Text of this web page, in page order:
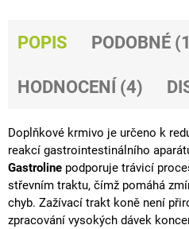
POPIS PODOBNÉ
HODNOCENÍ (4)
Doplňkové krmivo je určeno k
reakcí gastrointestinálního
Gastroline podporuje trávicí
střevním traktu, čímž pomáhá
chyb. Zažívací trakt koně není
zpracování vysokých dávek
4
792
Kč